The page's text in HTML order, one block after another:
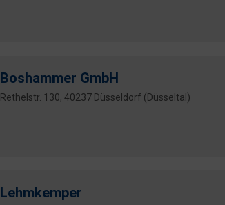
Boshammer GmbH
Rethelstr. 130, 40237 Düsseldorf (Düsseltal)
Lehmkemper